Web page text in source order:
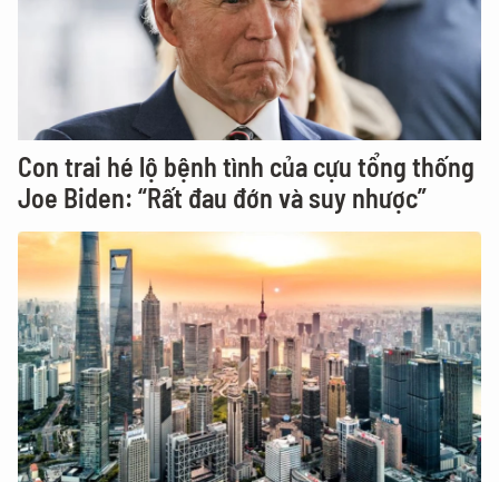
Con trai hé lộ bệnh tình của cựu tổng thống
Joe Biden: “Rất đau đớn và suy nhược”